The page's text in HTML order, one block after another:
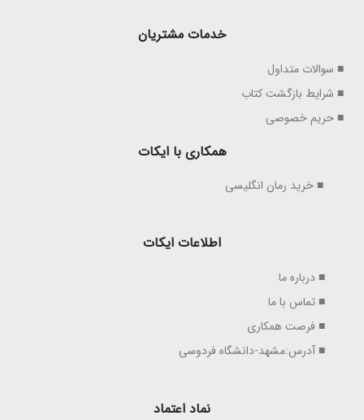
خدمات مشتریان
■ سوالات متداول
■ شرایط بازگشت کتاب
■ حریم خصوصی
همکاری با ایکات
■ خرید رمان انگلیسی
اطلاعات ایکات
■ درباره ما
■ تماس با ما
■ فرصت همکاری
■ آدرس:مشهد-دانشگاه فردوسی
نماد اعتماد